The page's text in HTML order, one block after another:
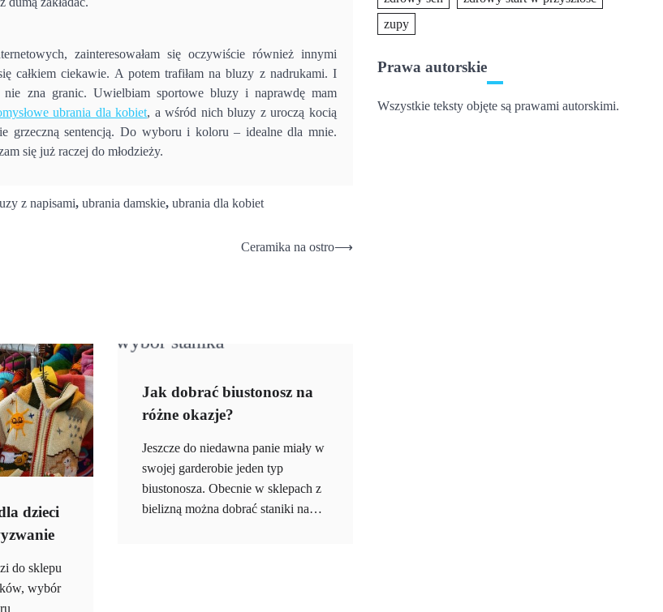
zainteresowałam się oczywiście również innymi
całkiem ciekawie. A potem trafiłam na bluzy z nadrukami. I
zna granic. Uwielbiam sportowe bluzy i naprawdę mam
ubrania dla kobiet, a wśród nich bluzy z uroczą kocią
grzeczną sentencją. Do wyboru i koloru – idealne dla mnie.
się już raczej do młodzieży.
z napisami, ubrania damskie, ubrania dla kobiet
Ceramika na ostro⟶
dzieci
do sklepu
wybór
Jak dobrać biustonosz na
różne okazje?
Jeszcze do niedawna panie miały w
swojej garderobie jeden typ
biustonosza. Obecnie w sklepach z
bielizną można dobrać staniki na…
zupy
Prawa autorskie
Wszystkie teksty objęte są prawami autorskimi.